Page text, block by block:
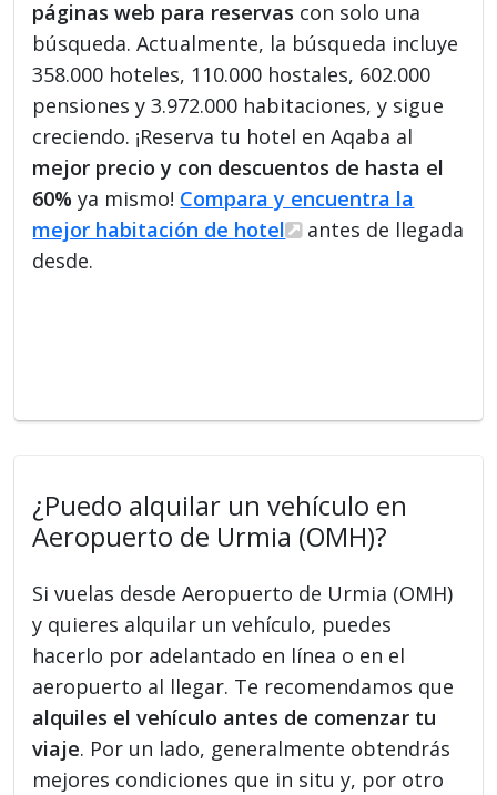
páginas web para reservas con solo una
búsqueda. Actualmente, la búsqueda incluye
358.000 hoteles, 110.000 hostales, 602.000
pensiones y 3.972.000 habitaciones, y sigue
creciendo. ¡Reserva tu hotel en Aqaba al
mejor precio y con descuentos de hasta el
60% ya mismo! Compara y encuentra la
mejor habitación de hotel
antes de llegada
desde.
¿Puedo alquilar un vehículo en
Aeropuerto de Urmia (OMH)?
Si vuelas desde Aeropuerto de Urmia (OMH)
y quieres alquilar un vehículo, puedes
hacerlo por adelantado en línea o en el
aeropuerto al llegar. Te recomendamos que
alquiles el vehículo antes de comenzar tu
viaje. Por un lado, generalmente obtendrás
mejores condiciones que in situ y, por otro